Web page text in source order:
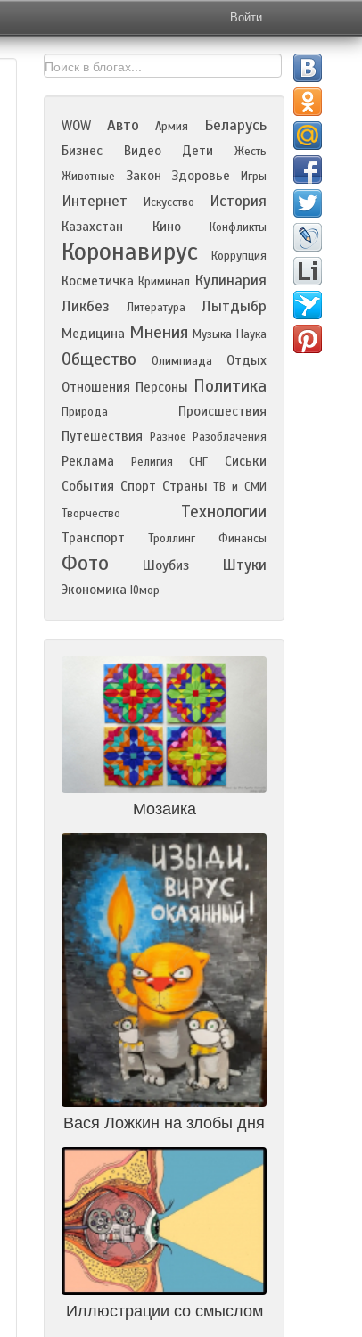
Войти
WOW Авто Армия Беларусь
Бизнес Видео Дети
Жесть
Животные
Закон Здоровье Игры
Интернет Искусство История
Казахстан Кино Конфликты
Коронавирус Коррупция
Косметичка Криминал Кулинария
Ликбез
Литература Лытдыбр
Медицина Мнения Музыка Наука
Общество Олимпиада
Отдых
Отношения Персоны Политика
Природа
Происшествия
Путешествия
Разное Разоблачения
Реклама Религия СНГ
Сиськи
События Спорт Страны ТВ и СМИ
Творчество
Технологии
Транспорт Троллинг Финансы
Фото Шоубиз Штуки
Экономика Юмор
Мозаика
Вася Ложкин на злобы дня
Иллюстрации со смыслом